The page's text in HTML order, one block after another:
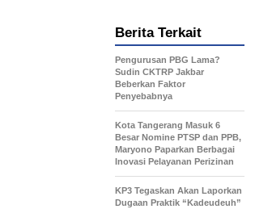
Berita Terkait
Pengurusan PBG Lama?
Sudin CKTRP Jakbar
Beberkan Faktor
Penyebabnya
Kota Tangerang Masuk 6
Besar Nomine PTSP dan PPB,
Maryono Paparkan Berbagai
Inovasi Pelayanan Perizinan
KP3 Tegaskan Akan Laporkan
Dugaan Praktik “Kadeudeuh”